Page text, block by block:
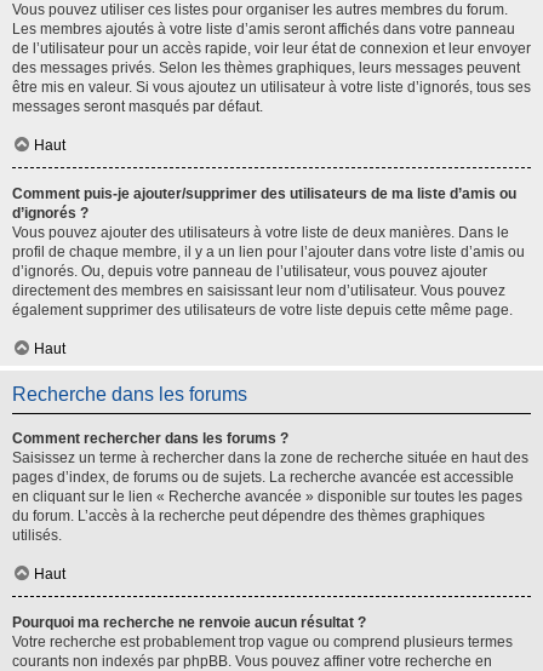
Vous pouvez utiliser ces listes pour organiser les autres membres du forum.
Les membres ajoutés à votre liste d’amis seront affichés dans votre panneau
de l’utilisateur pour un accès rapide, voir leur état de connexion et leur envoyer
des messages privés. Selon les thèmes graphiques, leurs messages peuvent
être mis en valeur. Si vous ajoutez un utilisateur à votre liste d’ignorés, tous ses
messages seront masqués par défaut.
Haut
Comment puis-je ajouter/supprimer des utilisateurs de ma liste d’amis ou
d’ignorés ?
Vous pouvez ajouter des utilisateurs à votre liste de deux manières. Dans le
profil de chaque membre, il y a un lien pour l’ajouter dans votre liste d’amis ou
d’ignorés. Ou, depuis votre panneau de l’utilisateur, vous pouvez ajouter
directement des membres en saisissant leur nom d’utilisateur. Vous pouvez
également supprimer des utilisateurs de votre liste depuis cette même page.
Haut
Recherche dans les forums
Comment rechercher dans les forums ?
Saisissez un terme à rechercher dans la zone de recherche située en haut des
pages d’index, de forums ou de sujets. La recherche avancée est accessible
en cliquant sur le lien « Recherche avancée » disponible sur toutes les pages
du forum. L’accès à la recherche peut dépendre des thèmes graphiques
utilisés.
Haut
Pourquoi ma recherche ne renvoie aucun résultat ?
Votre recherche est probablement trop vague ou comprend plusieurs termes
courants non indexés par phpBB. Vous pouvez affiner votre recherche en